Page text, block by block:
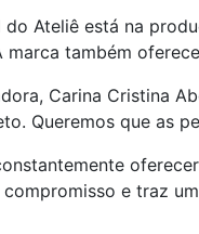
do Ateliê está na
marca também
Carina Cristina
Queremos que as
e traz